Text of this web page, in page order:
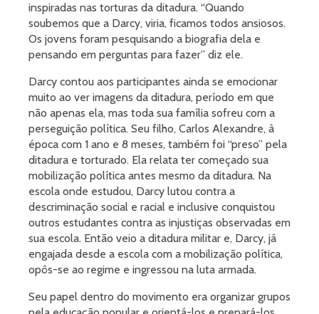
inspiradas nas torturas da ditadura. “Quando
soubemos que a Darcy, viria, ficamos todos ansiosos.
Os jovens foram pesquisando a biografia dela e
pensando em perguntas para fazer” diz ele.
Darcy contou aos participantes ainda se emocionar
muito ao ver imagens da ditadura, período em que
não apenas ela, mas toda sua família sofreu com a
perseguição política. Seu filho, Carlos Alexandre, à
época com 1 ano e 8 meses, também foi “preso” pela
ditadura e torturado. Ela relata ter começado sua
mobilização política antes mesmo da ditadura. Na
escola onde estudou, Darcy lutou contra a
descriminação social e racial e inclusive conquistou
outros estudantes contra as injustiças observadas em
sua escola. Então veio a ditadura militar e, Darcy, já
engajada desde a escola com a mobilização política,
opôs-se ao regime e ingressou na luta armada.
Seu papel dentro do movimento era organizar grupos